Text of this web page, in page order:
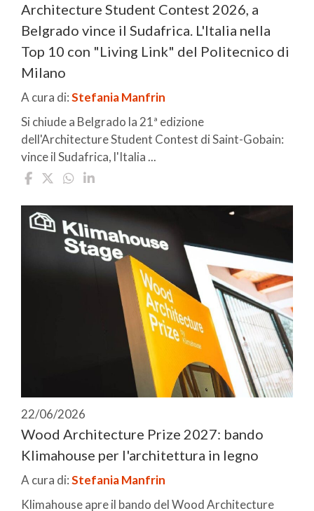
Architecture Student Contest 2026, a
Belgrado vince il Sudafrica. L'Italia nella
Top 10 con "Living Link" del Politecnico di
Milano
A cura di:Stefania Manfrin
Si chiude a Belgrado la 21ª edizione
dell'Architecture Student Contest di Saint-Gobain:
vince il Sudafrica, l'Italia ...
22/06/2026
Wood Architecture Prize 2027: bando
Klimahouse per l'architettura in legno
A cura di:Stefania Manfrin
Klimahouse apre il bando del Wood Architecture